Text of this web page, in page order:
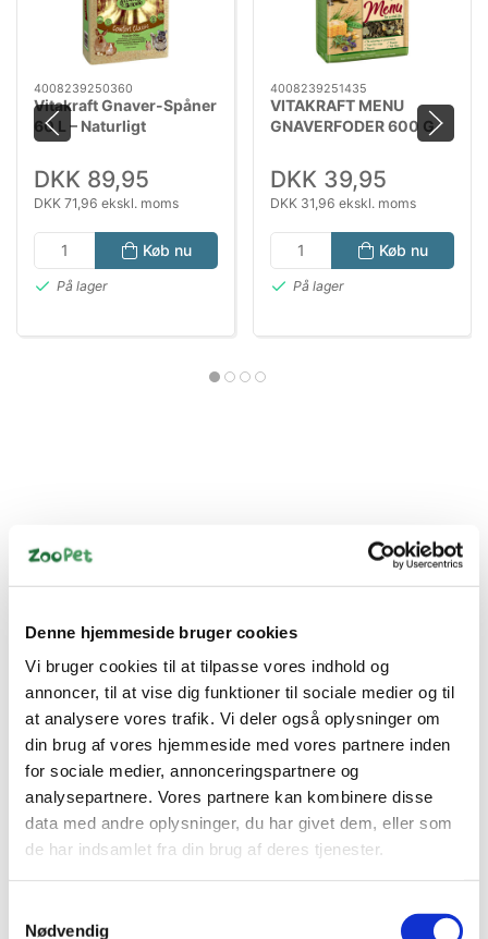
Denne hjemmeside bruger cookies
Vi bruger cookies til at tilpasse vores indhold og
annoncer, til at vise dig funktioner til sociale medier og til
at analysere vores trafik. Vi deler også oplysninger om
din brug af vores hjemmeside med vores partnere inden
for sociale medier, annonceringspartnere og
analysepartnere. Vores partnere kan kombinere disse
data med andre oplysninger, du har givet dem, eller som
de har indsamlet fra din brug af deres tjenester.
Nødvendig
4008239250360
Vitakraft Gnaver-Spåner
60 L – Naturligt
Basisstrøelse af Fyr &
Gran
DKK 89,95
DKK 71,96 ekskl. moms
Køb nu
På lager
4008239251435
VITAKRAFT MENU
GNAVERFODER 600 G
DKK 39,95
DKK 31,96 ekskl. moms
Køb nu
På lager
Bestsælgende varer i Trixie
Spar 29%
4011905607924
Tørrede melorme 70g
Standard salgspris DKK
DKK 25,00
4011905601458
Mursten af ler m.
blomster, 100 g